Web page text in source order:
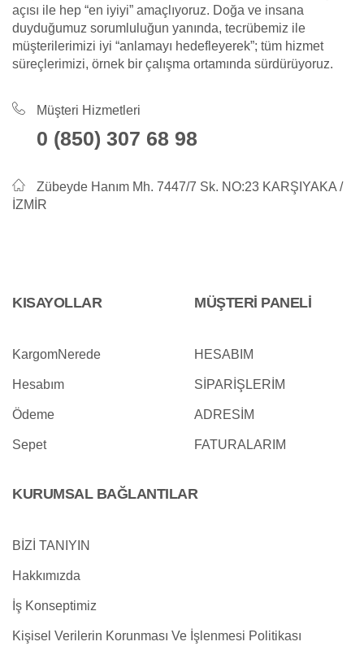
açısı ile hep “en iyiyi” amaçlıyoruz. Doğa ve insana
duyduğumuz sorumluluğun yanında, tecrübemiz ile
müşterilerimizi iyi “anlamayı hedefleyerek”; tüm hizmet
süreçlerimizi, örnek bir çalışma ortamında sürdürüyoruz.
Müşteri Hizmetleri
0 (850) 307 68 98
Zübeyde Hanım Mh. 7447/7 Sk. NO:23 KARŞIYAKA /
İZMİR
KISAYOLLAR
KargomNerede
Hesabım
Ödeme
Sepet
MÜŞTERİ PANELİ
HESABIM
SİPARİŞLERİM
ADRESİM
FATURALARIM
KURUMSAL BAĞLANTILAR
BİZİ TANIYIN
Hakkımızda
İş Konseptimiz
Kişisel Verilerin Korunması Ve İşlenmesi Politikası